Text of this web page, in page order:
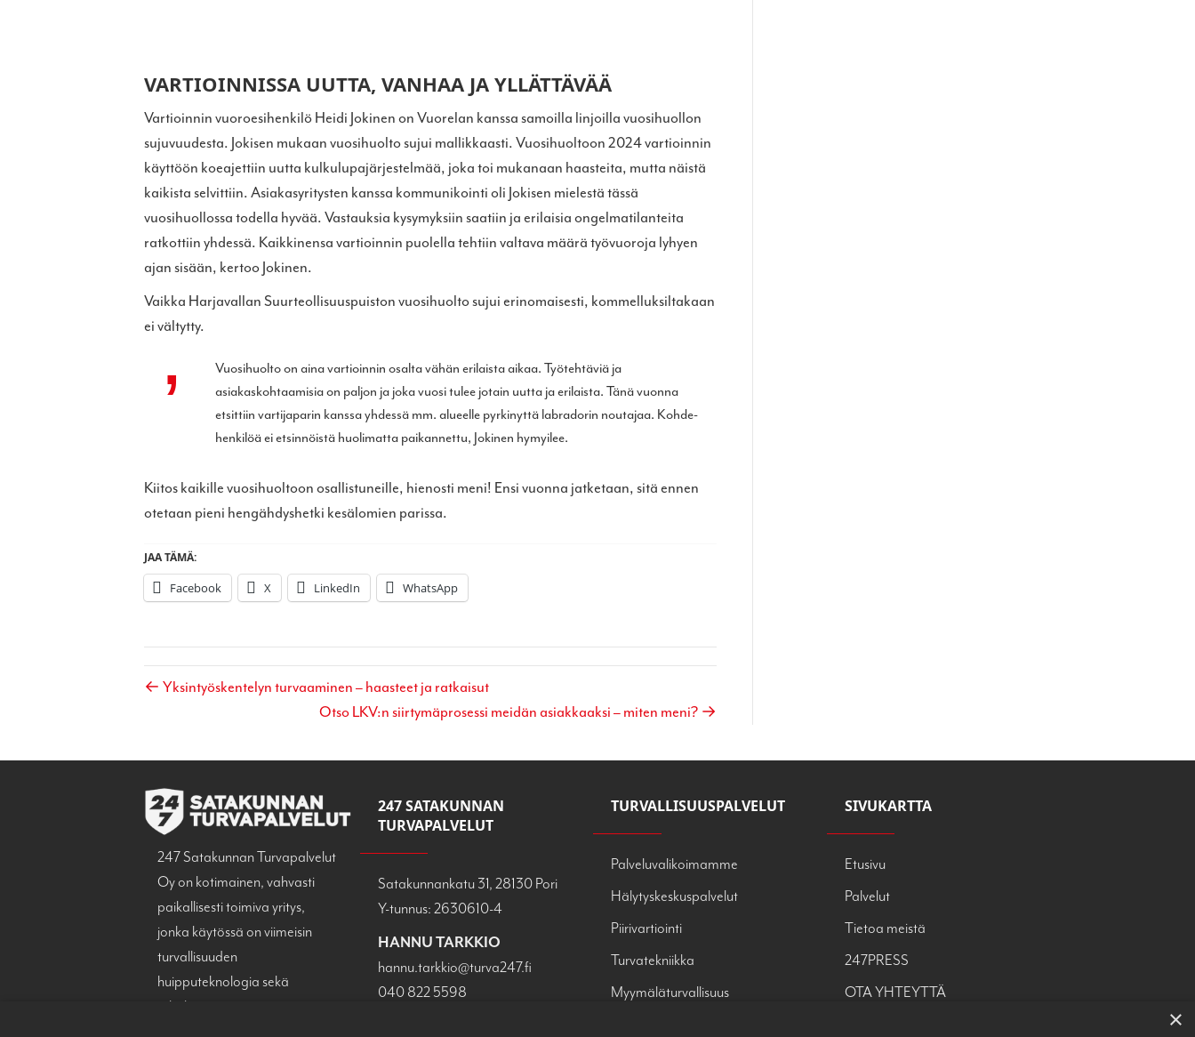
VARTIOINNISSA UUTTA, VANHAA JA YLLÄTTÄVÄÄ
Vartioinnin vuoroesihenkilö Heidi Jokinen on Vuorelan kanssa samoilla linjoilla vuosihuollon
sujuvuudesta. Jokisen mukaan vuosihuolto sujui mallikkaasti. Vuosihuoltoon 2024 vartioinnin
käyttöön koeajettiin uutta kulkulupajärjestelmää, joka toi mukanaan haasteita, mutta näistä
kaikista selvittiin. Asiakasyritysten kanssa kommunikointi oli Jokisen mielestä tässä
vuosihuollossa todella hyvää. Vastauksia kysymyksiin saatiin ja erilaisia ongelmatilanteita
ratkottiin yhdessä. Kaikkinensa vartioinnin puolella tehtiin valtava määrä työvuoroja lyhyen
ajan sisään, kertoo Jokinen.
Vaikka Harjavallan Suurteollisuuspuiston vuosihuolto sujui erinomaisesti, kommelluksiltakaan
ei vältytty.
Vuosihuolto on aina vartioinnin osalta vähän erilaista aikaa. Työtehtäviä ja
asiakaskohtaamisia on paljon ja joka vuosi tulee jotain uutta ja erilaista. Tänä vuonna
etsittiin vartijaparin kanssa yhdessä mm. alueelle pyrkinyttä labradorin noutajaa. Kohde-
henkilöä ei etsinnöistä huolimatta paikannettu, Jokinen hymyilee.
Kiitos kaikille vuosihuoltoon osallistuneille, hienosti meni! Ensi vuonna jatketaan, sitä ennen
otetaan pieni hengähdyshetki kesälomien parissa.
JAA TÄMÄ:
Facebook X LinkedIn WhatsApp
← Yksintyöskentelyn turvaaminen – haasteet ja ratkaisut
Otso LKV:n siirtymäprosessi meidän asiakkaaksi – miten meni? →
247 Satakunnan Turvapalvelut
Oy on kotimainen, vahvasti
paikallisesti toimiva yritys,
jonka käytössä on viimeisin
turvallisuuden
huipputeknologia sekä
tehokas päivystävä
247 SATAKUNNAN
TURVAPALVELUT
Satakunnankatu 31, 28130 Pori
Y-tunnus: 2630610-4
HANNU TARKKIO
hannu.tarkkio@turva247.fi
040 822 5598
TURVALLISUUSPALVELUT
Palveluvalikoimamme
Hälytyskeskuspalvelut
Piirivartiointi
Turvatekniikka
Myymäläturvallisuus
SIVUKARTTA
Etusivu
Palvelut
Tietoa meistä
247PRESS
OTA YHTEYTTÄ
×